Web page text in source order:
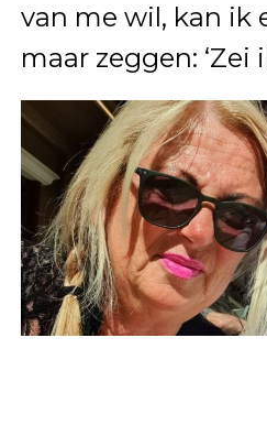
van me wil, kan ik
maar zeggen: ‘Zei